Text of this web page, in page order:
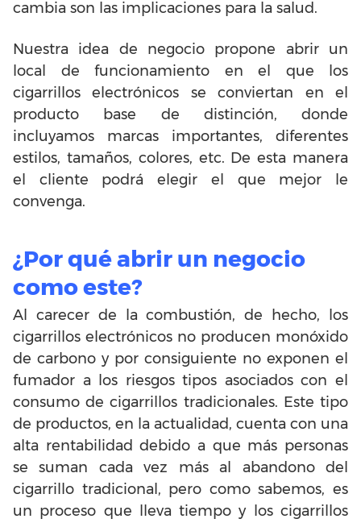
cambia son las implicaciones para la salud.
Nuestra idea de negocio propone abrir un
local de funcionamiento en el que los
cigarrillos electrónicos se conviertan en el
producto base de distinción, donde
incluyamos marcas importantes, diferentes
estilos, tamaños, colores, etc. De esta manera
el cliente podrá elegir el que mejor le
convenga.
¿Por qué abrir un negocio
como este?
Al carecer de la combustión, de hecho, los
cigarrillos electrónicos no producen monóxido
de carbono y por consiguiente no exponen el
fumador a los riesgos tipos asociados con el
consumo de cigarrillos tradicionales. Este tipo
de productos, en la actualidad, cuenta con una
alta rentabilidad debido a que más personas
se suman cada vez más al abandono del
cigarrillo tradicional, pero como sabemos, es
un proceso que lleva tiempo y los cigarrillos